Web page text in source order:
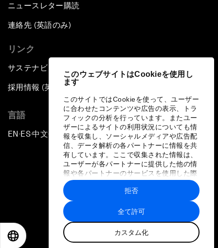
このウェブサイトはCookieを使用し
ます
このサイトではCookieを使って、ユーザー
に合わせたコンテンツや広告の表示、トラ
フィックの分析を行っています。またユー
ザーによるサイトの利用状況についても情
報を収集し、ソーシャルメディアや広告配
信、データ解析の各パートナーに情報を共
有しています。ここで収集された情報は、
ユーザーが各パートナーに提供した他の情
報や各パートナーのサービスを使用した際
に収集された情報と組み合わされ、各パー
トナーによって使用されることがありま
す。
全て許可
カスタム化
拒否
ニュースレター購読
連絡先 (英語のみ)
リンク
サステナビリティへの取り組み
採用情報 (英語のみ)
言語
EN ▪ES▪中文▪ 日本語
プライバシーポリシーと利用規約
サイトマップ
©
世界経済フォーラム